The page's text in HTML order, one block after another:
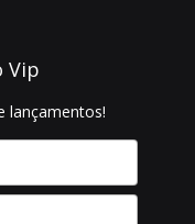
Vip
lançamentos!